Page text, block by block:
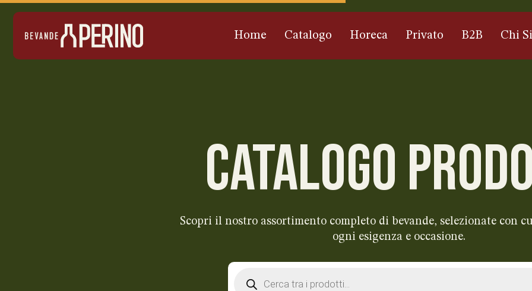
Home Catalogo Horeca Privato B2B Chi
CATALOGO
Scopri il nostro assortimento completo di bevande, selezionate con
ogni esigenza e occasione.
search